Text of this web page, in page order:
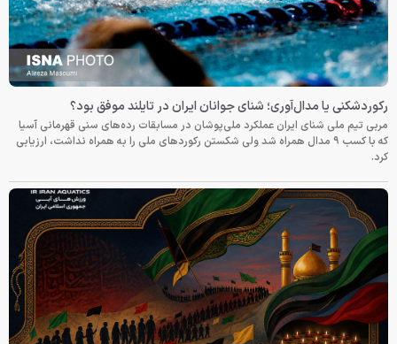
رکوردشکنی یا مدال‌آوری؛ شنای جوانان ایران در تایلند موفق بود؟
مربی تیم ملی شنای ایران عملکرد ملی‌پوشان در مسابقات رده‌های سنی قهرمانی آسیا
که با کسب ۹ مدال همراه شد ولی شکستن رکوردهای ملی را به همراه نداشت، ارزیابی
کرد.